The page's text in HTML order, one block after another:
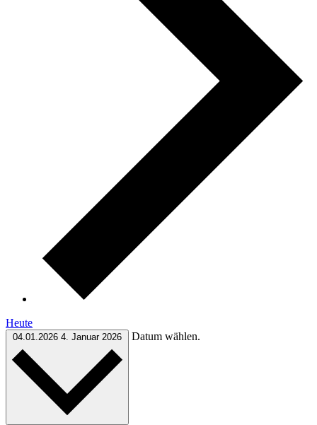
Heute
04.01.2026 4. Januar 2026 Datum wählen.